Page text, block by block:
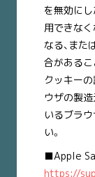
を無効に
用できなく
なる、また
合があるこ
クッキー
ウザの製
いるブラ
い。
■Apple
https://